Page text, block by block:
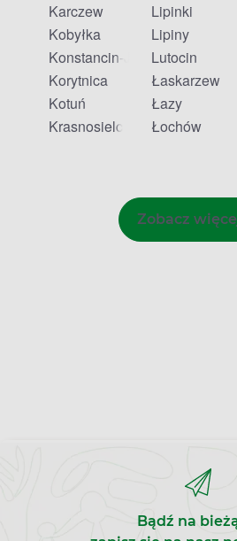
Karczew
Kobyłka
Konstancin-Jeziorna
Korytnica
Kotuń
Krasnosielc
Lipinki
Lipiny
Lutocin
Łaskarzew
Łazy
Łochów
Zobacz
Bądź na